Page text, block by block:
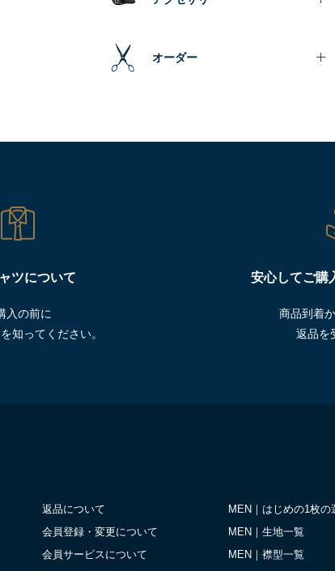
オーダー
ツについて
入の前に
知ってください。
安心してご購
商品到着
返品を
返品について
会員登録・変更について
会員サービスについて
MEN｜はじめの1枚の
MEN｜生地一覧
MEN｜襟型一覧